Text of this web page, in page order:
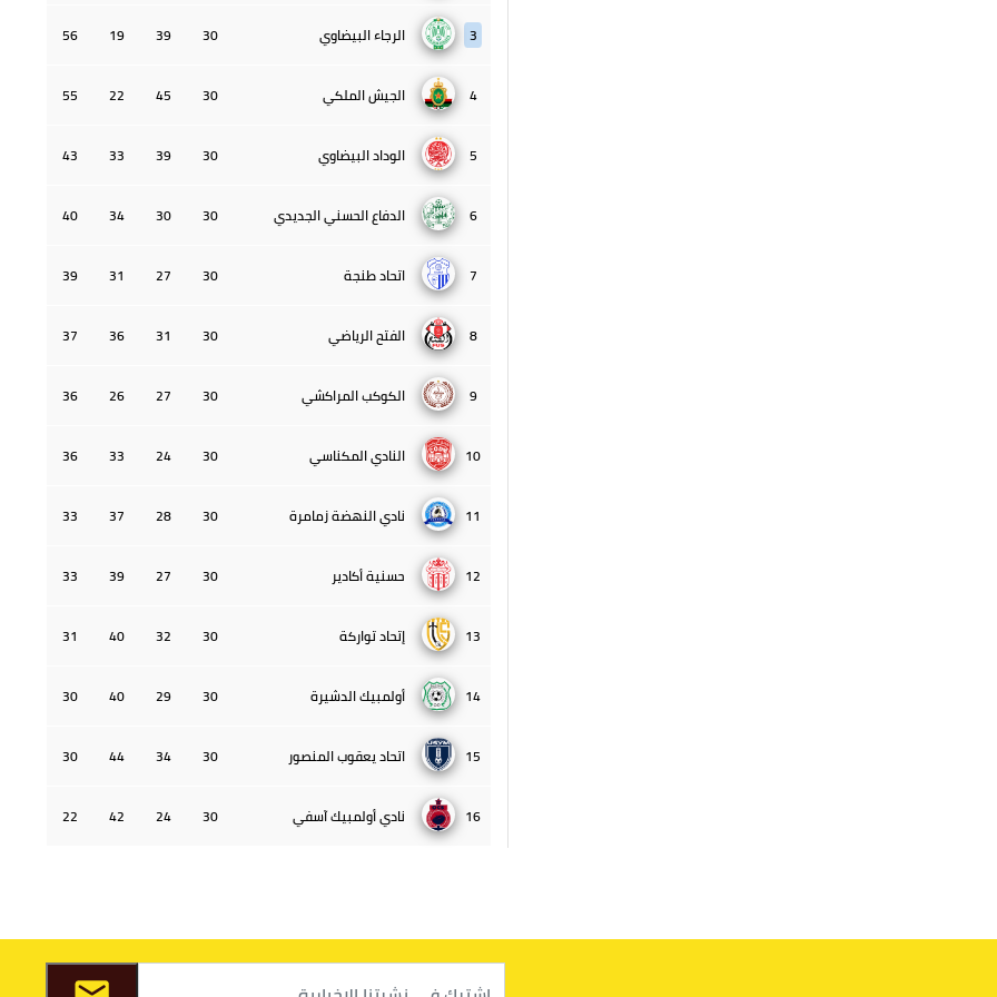
3 الرجاء البيضاوي 30
39
19
56
4 الجيش الملكي 30
45
22
55
5 الوداد البيضاوي 30
39
33
43
6 الدفاع الحسني الجديدي 30
30
34
40
7 اتحاد طنجة 30
27
31
39
8 الفتح الرياضي 30
31
36
37
9 الكوكب المراكشي 30
27
26
36
10 النادي المكناسي 30
24
33
36
11 نادي النهضة زمامرة 30
28
37
33
12 حسنية أكادير 30
27
39
33
13 إتحاد تواركة 30
32
40
31
14 أولمبيك الدشيرة 30
29
40
30
15 اتحاد يعقوب المنصور 30
34
44
30
16 نادي أولمبيك آسفي 30
24
42
22